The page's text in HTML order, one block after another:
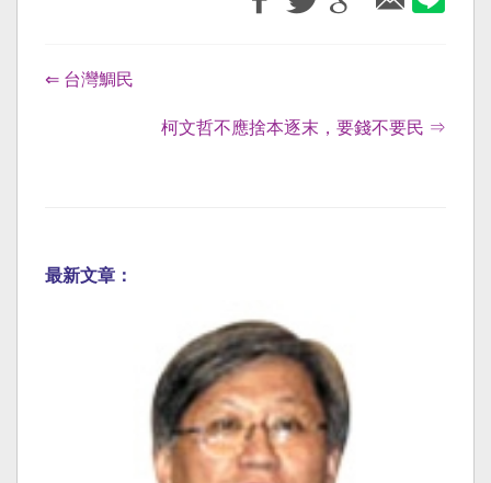
⇐ 台灣鯛民
柯文哲不應捨本逐末，要錢不要民 ⇒
最新文章：